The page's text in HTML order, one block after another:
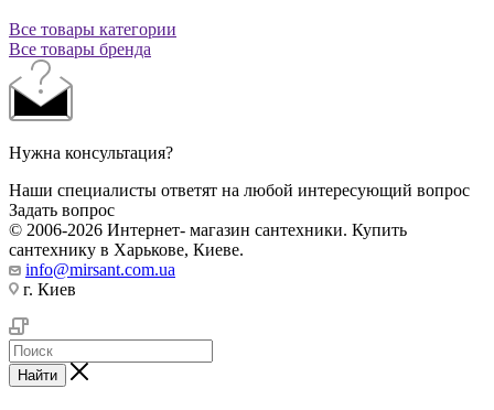
Все товары категории
Все товары бренда
Нужна консультация?
Наши специалисты ответят на любой интересующий вопрос
Задать вопрос
© 2006-2026 Интернет- магазин сантехники. Купить
сантехнику в Харькове, Киеве.
info@mirsant.com.ua
г. Киев
Найти